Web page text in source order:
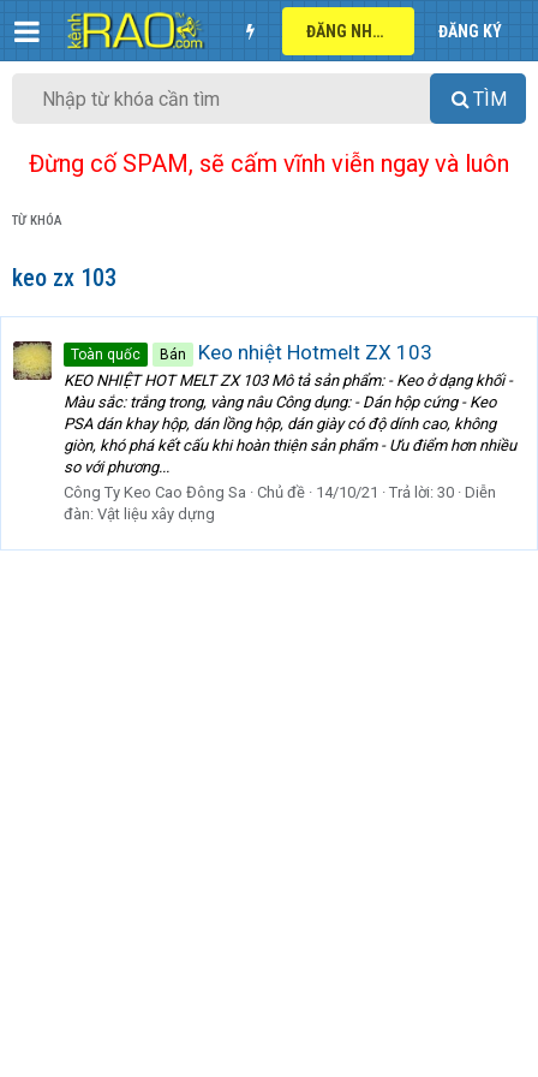
ĐĂNG NHẬP ĐĂNG KÝ
TÌM
Đừng cố SPAM, sẽ cấm vĩnh viễn ngay và luôn
TỪ KHÓA
keo zx 103
Toàn quốc Bán Keo nhiệt Hotmelt ZX 103
KEO NHIỆT HOT MELT ZX 103 Mô tả sản phẩm: - Keo ở dạng khối -
Màu sắc: trắng trong, vàng nâu Công dụng: - Dán hộp cứng - Keo
PSA dán khay hộp, dán lồng hộp, dán giày có độ dính cao, không
giòn, khó phá kết cấu khi hoàn thiện sản phẩm - Ưu điểm hơn nhiều
so với phương...
Công Ty Keo Cao Đông Sa
Chủ đề 14/10/21 Trả lời: 30 Diễn
đàn: Vật liệu xây dựng